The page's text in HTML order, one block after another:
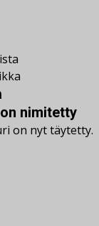
nimitetty
on nyt täytetty.